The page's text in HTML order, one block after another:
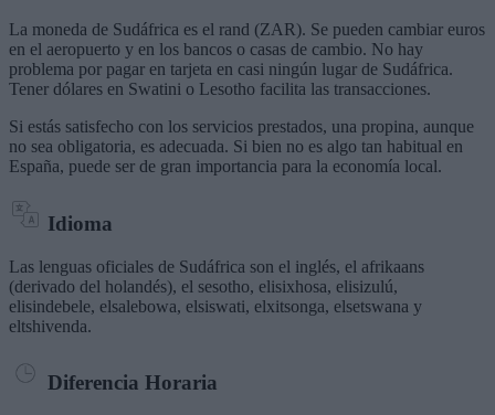
La moneda de Sudáfrica es el rand (ZAR). Se pueden cambiar euros
en el aeropuerto y en los bancos o casas de cambio. No hay
problema por pagar en tarjeta en casi ningún lugar de Sudáfrica.
Tener dólares en Swatini o Lesotho facilita las transacciones.
Si estás satisfecho con los servicios prestados, una propina, aunque
no sea obligatoria, es adecuada. Si bien no es algo tan habitual en
España, puede ser de gran importancia para la economía local.
Idioma
Las lenguas oficiales de Sudáfrica son el inglés, el afrikaans
(derivado del holandés), el sesotho, elisixhosa, elisizulú,
elisindebele, elsalebowa, elsiswati, elxitsonga, elsetswana y
eltshivenda.
Diferencia Horaria